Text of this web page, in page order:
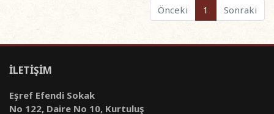
Önceki
1 Sonraki
İLETİŞİM
Eşref Efendi Sokak
No 122, Daire No 10, Kurtuluş